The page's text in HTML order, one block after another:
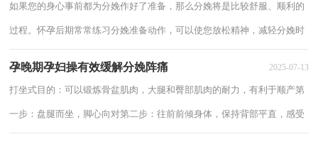
如果您的身心事前都为分娩作好了准备，那么分娩将是比较舒服、顺利的
过程。怀孕后期常常练习分娩准备动作，可以使您放松精神，减轻分娩时
孕晚期孕妇操有效缓解分娩阵痛 2025-07-13
打坐式目的：可以锻炼骨盆肌肉，大腿和臀部肌肉的耐力，有利于顺产第
一步：盘腿而坐，脚心向对第二步：往前前倾身体，保持背部平直，感受